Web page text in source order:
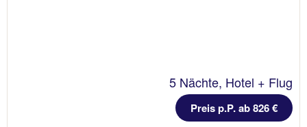
5 Nächte, Hotel + Flug
Preis p.P. ab 826 €